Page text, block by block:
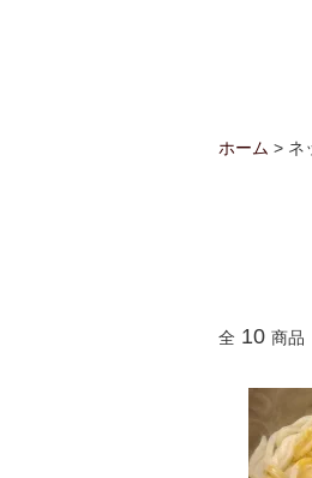
ホーム > ネ
全 10 商品